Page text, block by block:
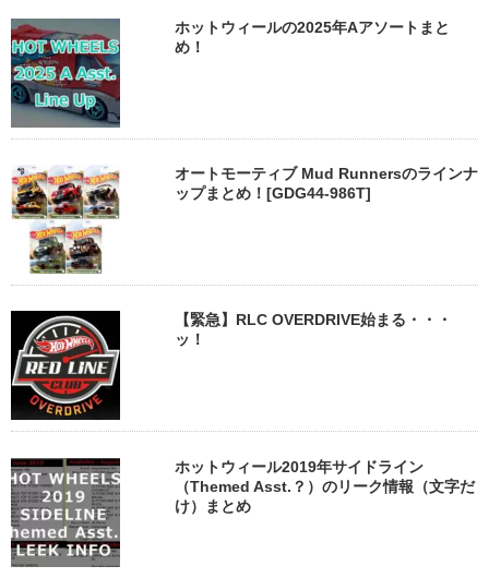
ホットウィールの2025年Aアソートまと
め！
オートモーティブ Mud Runnersのラインナ
ップまとめ！[GDG44-986T]
【緊急】RLC OVERDRIVE始まる・・・
ッ！
ホットウィール2019年サイドライン
（Themed Asst.？）のリーク情報（文字だ
け）まとめ